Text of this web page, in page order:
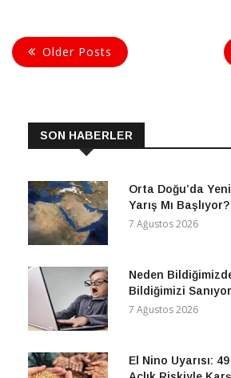
CONTINUE READING
Older Posts
SON HABERLER
Orta Doğu’da
Yarış Mı Başlıyor?
7 Ağustos 2026
Neden
Bildiğimizi
7 Ağustos 2026
El Nino Uyarısı: